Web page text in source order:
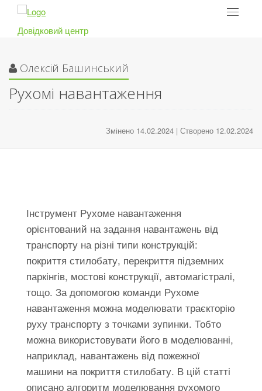
Toggle
Довідковий центр
Олексій Башинський
Рухомі навантаження
Змінено 14.02.2024 | Створено 12.02.2024
Інструмент Рухоме навантаження
орієнтований на задання навантажень від
транспорту на різні типи конструкцій:
покриття стилобату, перекриття підземних
паркінгів, мостові конструкції, автомагістралі,
тощо. За допомогою команди Рухоме
навантаження можна моделювати траєкторію
руху транспорту з точками зупинки. Тобто
можна використовувати його в моделюванні,
наприклад, навантажень від пожежної
машини на покриття стилобату. В цій статті
описано алгоритм моделювання рухомого